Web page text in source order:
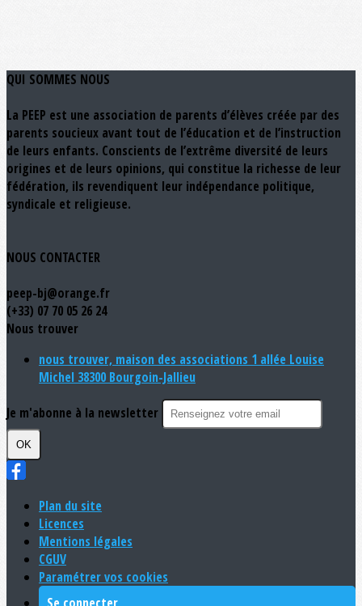
QUI SOMMES NOUS
La PEEP est une association de parents d’élèves créée par des
parents soucieux avant tout de l’éducation et de l’instruction
de leurs enfants. Conscients de l’extrême diversité de leurs
origines et de leurs opinions, qui constitue la richesse de leur
fédération, ils revendiquent leur indépendance politique,
syndicale et religieuse.
NOUS CONTACTER
peep-bj@orange.fr
(+33) 07 70 05 26 24
Nous trouver
nous trouver, maison des associations 1 allée Louise
Michel 38300 Bourgoin-Jallieu
Je m'abonne à la newsletter
OK
Plan du site
Licences
Mentions légales
CGUV
Paramétrer vos cookies